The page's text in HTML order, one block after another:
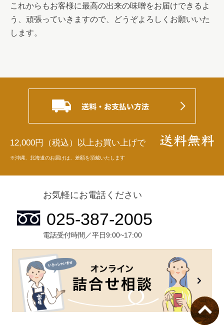
これからもお客様に最高の出来の味噌をお届けできるよ
う、頑張っていきますので、どうぞよろしくお願いいた
します。
12,000円（税込）以上お買い上げで
※沖縄、北海道のお届けは、差額を頂戴いたします
お気軽にお電話ください
電話受付時間／平日9:00~17:00